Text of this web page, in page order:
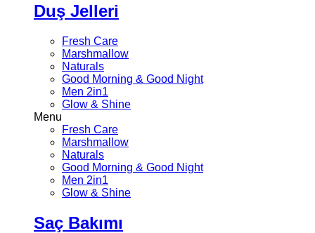
Duş Jelleri
Fresh Care
Marshmallow
Naturals
Good Morning & Good Night
Men 2in1
Glow & Shine
Menu
Fresh Care
Marshmallow
Naturals
Good Morning & Good Night
Men 2in1
Glow & Shine
Saç Bakımı